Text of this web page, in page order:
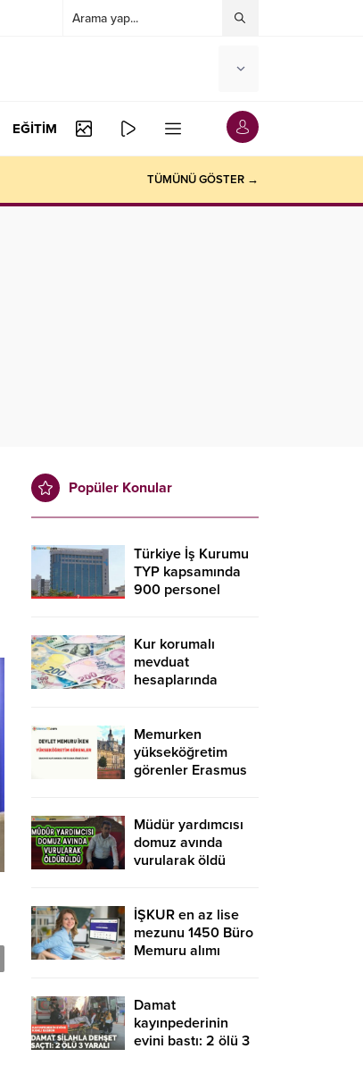
EĞİTİM
TÜMÜNÜ GÖSTER →
Popüler Konular
Türkiye İş Kurumu
TYP kapsamında
900 personel
yapılır?
Kur korumalı
mevduat
hesaplarında
Memurken
yükseköğretim
görenler Erasmus
mi?
Müdür yardımcısı
domuz avında
vurularak öldü
İŞKUR en az lise
mezunu 1450 Büro
Memuru alımı
sınavsız başvuru
Damat
kayınpederinin
evini bastı: 2 ölü 3